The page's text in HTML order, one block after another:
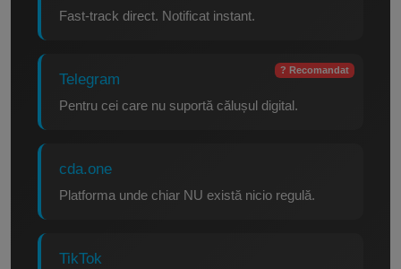
Fast-track direct. Notificat instant.
Telegram
? Recomandat
Pentru cei care nu suportă călușul digital.
cda.one
Platforma unde chiar NU există nicio regulă.
TikTok